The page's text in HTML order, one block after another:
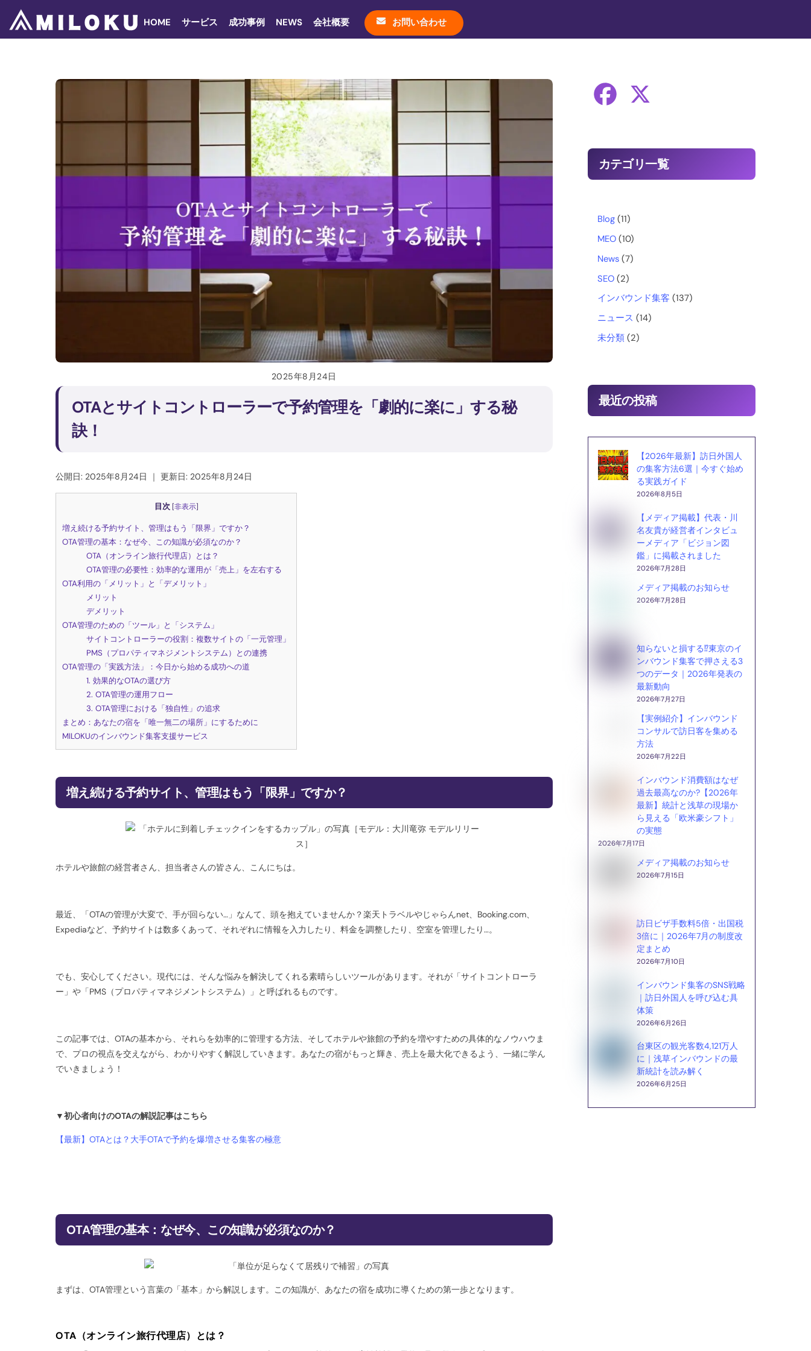
content
HOME サービス 成功事例 NEWS 会社概要 お問い合わせ
2025年8月24日
OTAとサイトコントローラーで予約管理を「劇的に楽に」する秘
訣！
公開日: 2025年8月24日 ｜ 更新日: 2025年8月24日
目次 [非表示]
増え続ける予約サイト、管理はもう「限界」ですか？
OTA管理の基本：なぜ今、この知識が必須なのか？
OTA（オンライン旅行代理店）とは？
OTA管理の必要性：効率的な運用が「売上」を左右する
OTA利用の「メリット」と「デメリット」
メリット
デメリット
OTA管理のための「ツール」と「システム」
サイトコントローラーの役割：複数サイトの「一元管理」
PMS（プロパティマネジメントシステム）との連携
OTA管理の「実践方法」：今日から始める成功への道
1. 効果的なOTAの選び方
2. OTA管理の運用フロー
3. OTA管理における「独自性」の追求
まとめ：あなたの宿を「唯一無二の場所」にするために
MILOKUのインバウンド集客支援サービス
増え続ける予約サイト、管理はもう「限界」ですか？
ホテルや旅館の経営者さん、担当者さんの皆さん、こんにちは。
最近、「OTAの管理が大変で、手が回らない…」なんて、頭を抱えていませんか？楽天トラベルやじゃらんnet、Booking.com、
Expediaなど、予約サイトは数多くあって、それぞれに情報を入力したり、料金を調整したり、空室を管理したり…。
でも、安心してください。現代には、そんな悩みを解決してくれる素晴らしいツールがあります。それが「サイトコントローラ
ー」や「PMS（プロパティマネジメントシステム）」と呼ばれるものです。
この記事では、OTAの基本から、それらを効率的に管理する方法、そしてホテルや旅館の予約を増やすための具体的なノウハウま
で、プロの視点を交えながら、わかりやすく解説していきます。あなたの宿がもっと輝き、売上を最大化できるよう、一緒に学ん
でいきましょう！
▼初心者向けのOTAの解説記事はこちら
【最新】OTAとは？大手OTAで予約を爆増させる集客の極意
OTA管理の基本：なぜ今、この知識が必須なのか？
まずは、OTA管理という言葉の「基本」から解説します。この知識が、あなたの宿を成功に導くための第一歩となります。
OTA（オンライン旅行代理店）とは？
e
b
o
o
k
カテゴリ一覧
Blog(11)
MEO(10)
News(7)
SEO(2)
インバウンド集客 (137)
ニュース (14)
未分類(2)
最近の投稿
【2026年最新】訪日外国人
の集客方法6選｜今すぐ始め
る実践ガイド
2026年8月5日
【メディア掲載】代表・川
名友貴が経営者インタビュ
ーメディア「ビジョン図
鑑」に掲載されました
2026年7月28日
メディア掲載のお知らせ
2026年7月28日
知らないと損する⁉東京のイ
ンバウンド集客で押さえる3
つのデータ｜2026年発表の
最新動向
2026年7月27日
【実例紹介】インバウンド
コンサルで訪日客を集める
方法
2026年7月22日
インバウンド消費額はなぜ
過去最高なのか?【2026年
最新】統計と浅草の現場か
ら見える「欧米豪シフト」
の実態
2026年7月17日
メディア掲載のお知らせ
2026年7月15日
訪日ビザ手数料5倍・出国税
3倍に｜2026年7月の制度改
定まとめ
2026年7月10日
インバウンド集客のSNS戦略
｜訪日外国人を呼び込む具
体策
2026年6月26日
台東区の観光客数4,121万人
に｜浅草インバウンドの最
新統計を読み解く
2026年6月25日